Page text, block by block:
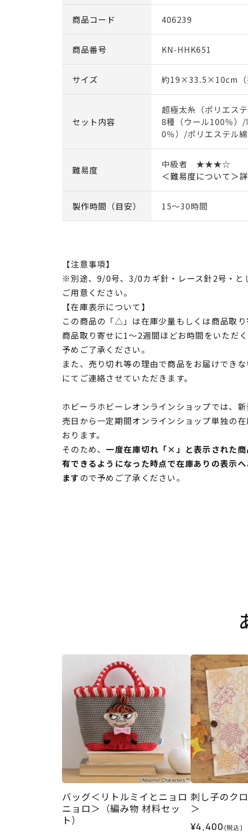
商品コード 406239
商品番号 KN-HHK651
サイズ 約19×33.5×10cm（
セット内容
超極太糸（ポリエス
8種（ウール100％）
0％）/ポリエステル
難易度
中級者 ★★★☆
＜難易度について＞
製作時間（目安） 15～30時間
【注意事項】
※別途、9/0号、3/0カギ針・レース針2号・と
ご用意ください。
【在庫表示について】
この商品の「△」は在庫少量もしくは商品取り
商品取り寄せに1～2週間ほどお時間をいただ
予めご了承ください。
また、売り切れ等の理由で商品をお届けでき
にてご連絡させていただきます。
ホビーラホビーレオンラインショップでは、
売日から一定期間オンラインショップ単独の
おります。
そのため、 一度在庫切れ「×」と表示された
有できるようになった時点で在庫ありの表示
ますので予めご了承ください。
バッグ＜リトルミイとニョロ
ニョロ＞（編み物 材料セッ
ト）
刺し子のク
＞
¥4,400(税込)